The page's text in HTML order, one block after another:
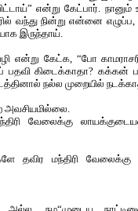
என்று கேட்பார்.
வந்து நின்று என்னை எழுப்ப,
இருந்தாய்.
கேட்க, “போ
பதவி கிடைக்காதா?
நல்ல முறையில்
அவசியமில்லை.
வேலைக்கு
தவிர மந்திரி வேலைக்கு